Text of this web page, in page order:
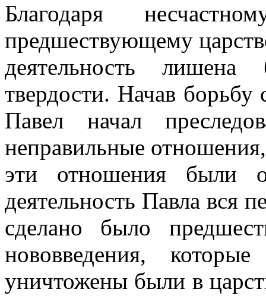
Благодаря
предшествующему
деятельность лишена
твердости. Начав
Павел начал
неправильные
эти отношения были
деятельность Павла вся
сделано было
нововведения,
уничтожены были в